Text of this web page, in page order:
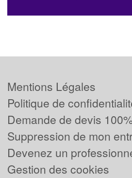
Mentions Légales
Politique de
Demande de devis
Suppression de mon
Devenez un
Gestion des cookies